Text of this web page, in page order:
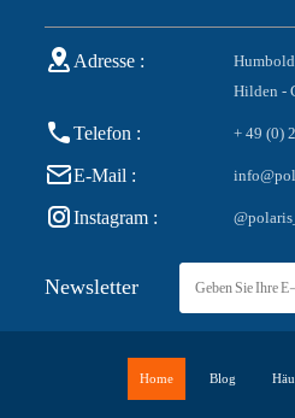
Adresse :
Hilden -
Telefon : + 49 (0)
E-Mail :
Instagram :
Newsletter
Home Blog